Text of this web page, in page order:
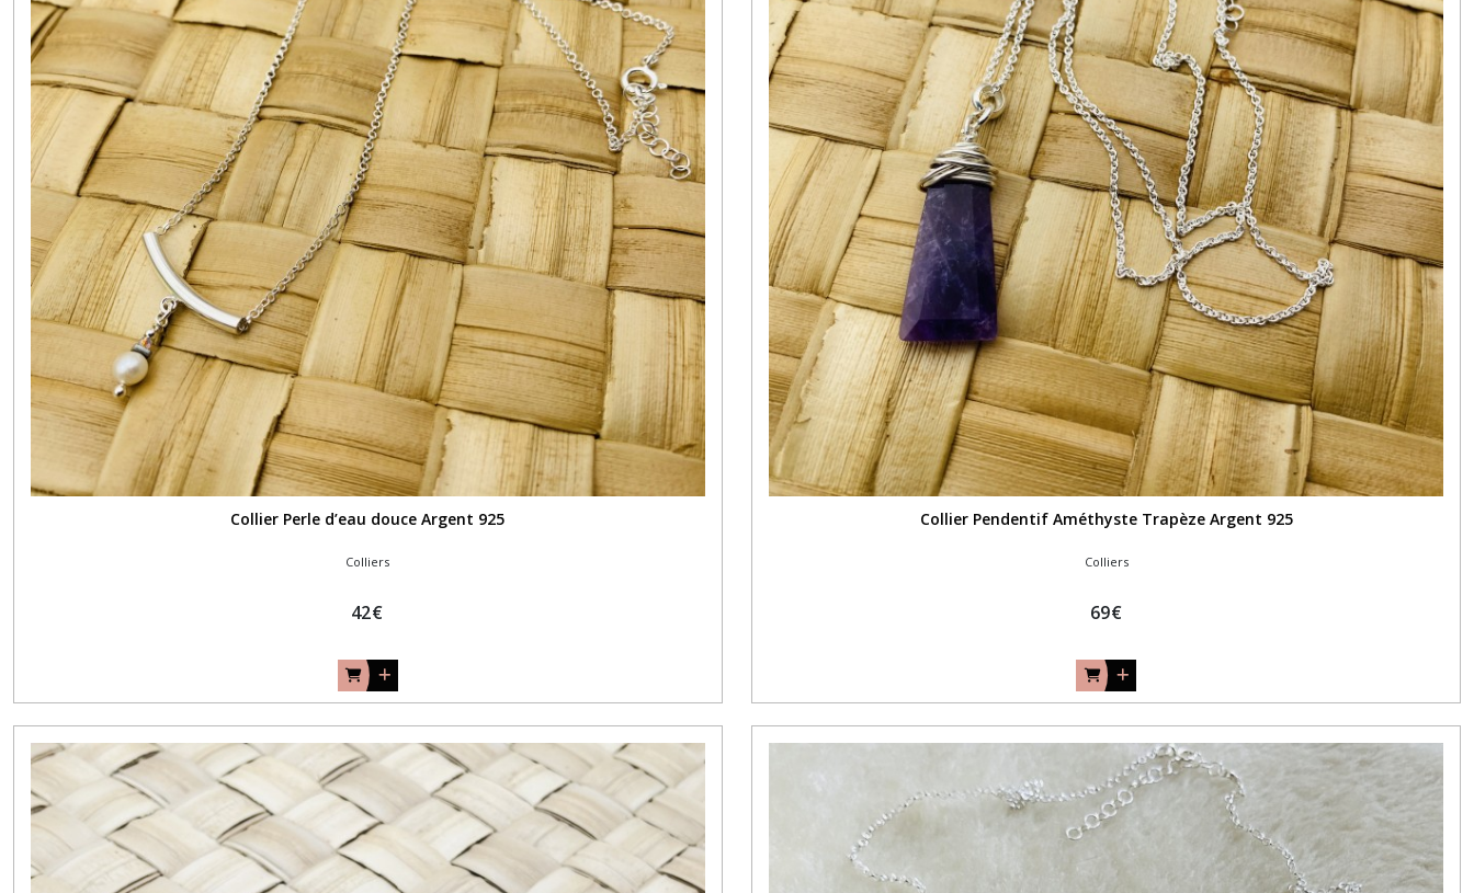
Collier Perle d’eau douce Argent 925
Colliers
42€
Collier Pendentif Améthyste Trapèze Argent 925
Colliers
69€